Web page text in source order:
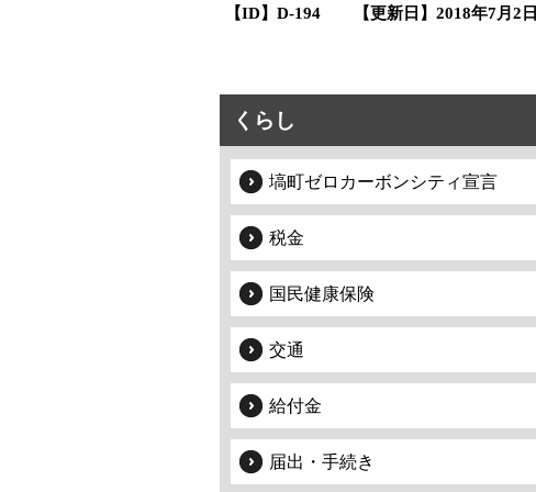
【ID】 D-194 【更新日】 2018年7月2日
くらし
塙町ゼロカーボンシティ宣言
税金
国民健康保険
交通
給付金
届出・手続き